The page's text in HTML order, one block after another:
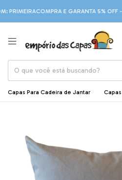
E GARANTA 5% OFF - -
Capas Para Cadeira de Jantar